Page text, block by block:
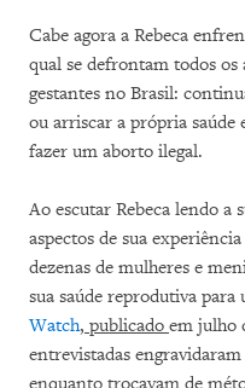
Cabe agora a Rebeca
qual se defrontam todos
gestantes no Brasil:
ou arriscar a própria saúde
fazer um aborto ilegal.
Ao escutar Rebeca lendo a
aspectos de sua
dezenas de mulheres e
sua saúde reprodutiva para
Watch, publicado em julho
entrevistadas